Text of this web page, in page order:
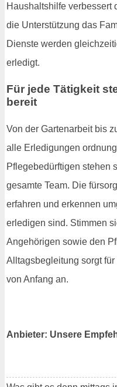
Haushaltshilfe verbessert
die Unterstützung das
Dienste werden
erledigt.
Für jede Tätigkeit
bereit
Von der Gartenarbeit bis
alle Erledigungen
Pflegebedürftigen stehen
gesamte Team. Die
erfahren und erkennen
erledigen sind. Stimmen
Angehörigen sowie den
Alltagsbegleitung sorgt für
von Anfang an.
Anbieter: Unsere